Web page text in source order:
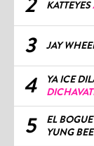
KATTEYES
3 JAY
4
YA ICE
5
EL
YUNG